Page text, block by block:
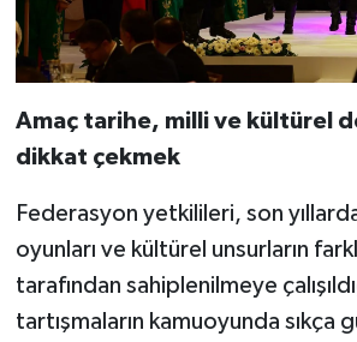
Amaç tarihe, milli ve kültürel
dikkat çekmek
Federasyon yetkilileri, son
oyunları ve kültürel unsurların
tarafından sahiplenilmeye
tartışmaların kamuoyunda sıkça